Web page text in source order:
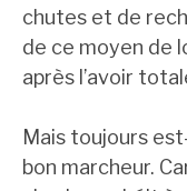
chutes et de
de ce moyen de
après l’avoir
Mais toujours
bon marcheur.